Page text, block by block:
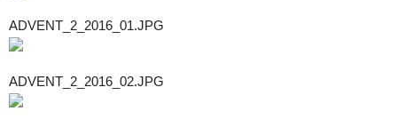
ADVENT_2_2016_01.JPG
ADVENT_2_2016_02.JPG